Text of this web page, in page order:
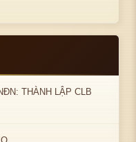
THÀNH LẬP CLB